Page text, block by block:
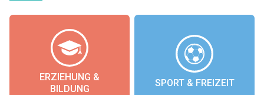
ERZIEHUNG &
BILDUNG
SPORT & FREIZEIT